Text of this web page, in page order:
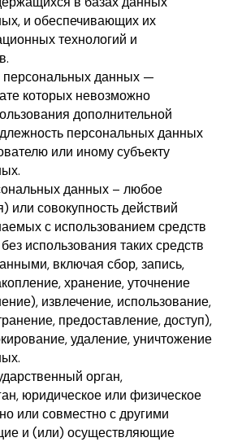
и обеспечивающих их
технологий и
персональных данных —
которых невозможно
дополнительной
персональных данных
или иному субъекту
данных – любое
или совокупность действий
с использованием средств
использования таких средств
включая сбор, запись,
хранение, уточнение
извлечение, использование,
предоставление, доступ),
удаление, уничтожение
орган,
юридическое или физическое
или совместно с другими
и (или) осуществляющие